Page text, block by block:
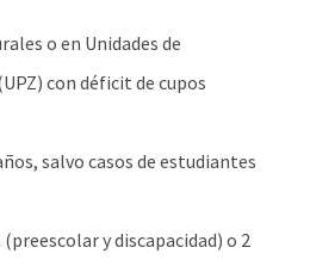
o en Unidades de
con déficit de cupos
salvo casos de estudiantes
(preescolar y discapacidad) o 2